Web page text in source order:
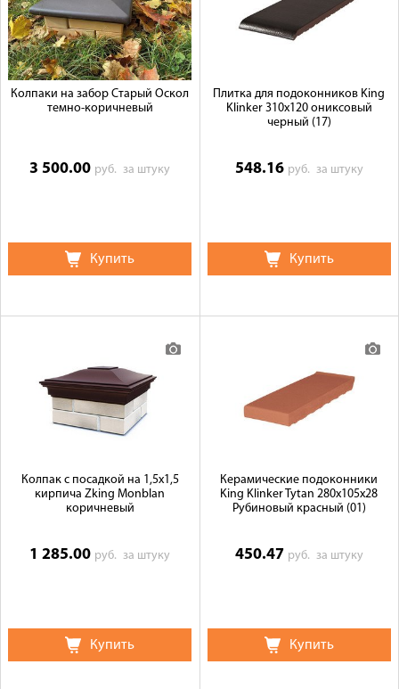
Галерея объектов
Контакты
Колпаки на забор Старый Оскол
темно-коричневый
3 500.00 руб.за штуку
Купить
Плитка для подоконников King
Klinker 310х120 ониксовый
черный (17)
548.16 руб. за штуку
Купить
Колпак с посадкой на 1,5x1,5
кирпича Zking Monblan
коричневый
1 285.00 руб.за штуку
Купить
Керамические подоконники
King Klinker Tytan 280x105x28
Рубиновый красный (01)
450.47 руб. за штуку
Купить